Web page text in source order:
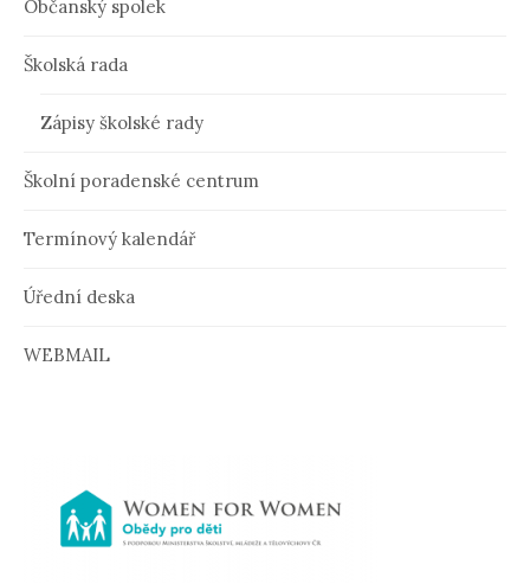
Občanský spolek
Školská rada
Zápisy školské rady
Školní poradenské centrum
Termínový kalendář
Úřední deska
WEBMAIL